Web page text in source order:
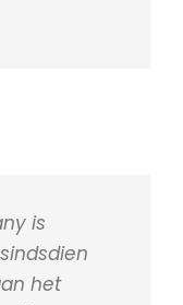
is
het